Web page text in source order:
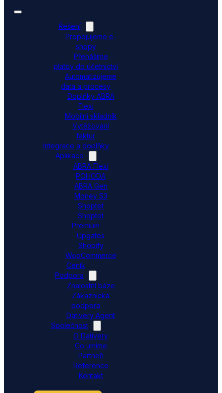
Řešení
Propojujeme e-
shopy
Přenášíme
platby do účetnictví
Automatizujeme
data a procesy
Doplňky ABRA
Flexi
Mobilní skladník
Vytěžování
faktur
Integrace a doplňky
Aplikace
ABRA Flexi
POHODA
ABRA Gen
Money S3
Shoptet
Shoptet
Premium
Upgates
Shopify
WooCommerce
Ceník
Podpora
Znalostní báze
Zákaznická
podpora
Dativery Agent
Společnost
O Dativery
Co umíme
Partneři
Reference
Kontakt